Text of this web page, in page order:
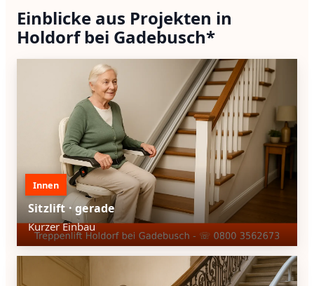
Einblicke aus Projekten in
Holdorf bei Gadebusch*
Innen
Sitzlift · gerade
Kurzer Einbau